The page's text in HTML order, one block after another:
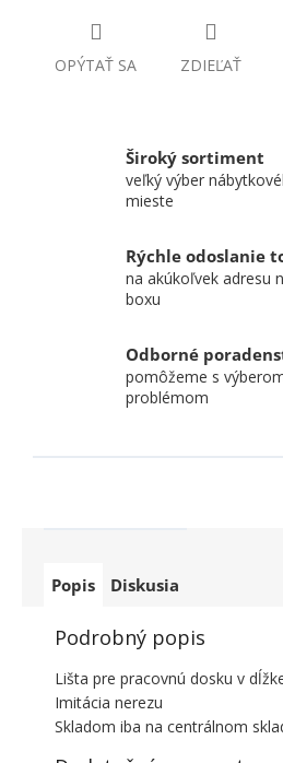
OPÝTAŤ SA ZDIEĽAŤ
Široký sortiment
veľký výber
mieste
Rýchle odoslanie
na akúkoľvek adresu
boxu
Odborné
pomôžeme s
problémom
Popis Diskusia
Podrobný popis
Lišta pre pracovnú dosku v
Imitácia nerezu
Skladom iba na centrálnom